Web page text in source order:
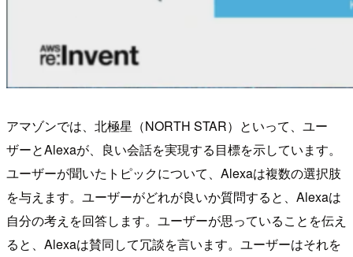
アマゾンでは、北極星（NORTH STAR）といって、ユー
ザーとAlexaが、良い会話を実現する目標を示しています。
ユーザーが聞いたトピックについて、Alexaは複数の選択肢
を与えます。ユーザーがどれが良いか質問すると、Alexaは
自分の考えを回答します。ユーザーが思っていることを伝え
ると、Alexaは賛同して冗談を言います。ユーザーはそれを